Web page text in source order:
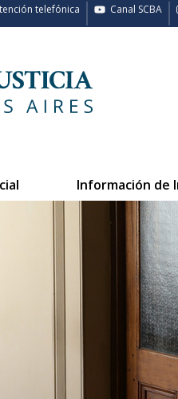
Canal SCBA
telefónica
Información de